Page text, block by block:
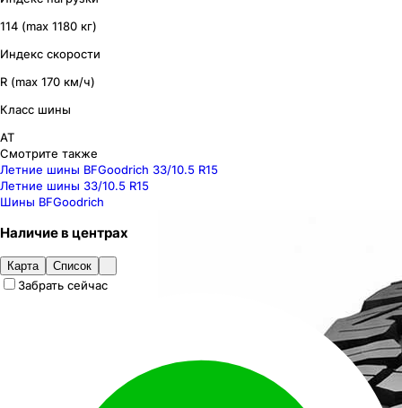
114 (max 1180 кг)
Индекс скорости
R (max 170 км/ч)
Класс шины
AT
Смотрите также
Летние шины BFGoodrich 33/10.5 R15
Летние шины 33/10.5 R15
Шины BFGoodrich
Наличиев центрах
Карта Список
Забрать сейчас